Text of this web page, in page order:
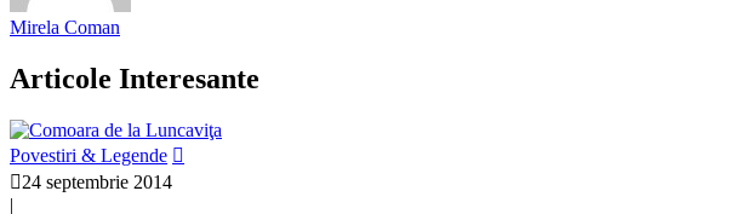
Mirela Coman
Articole Interesante
Povestiri & Legende
24 septembrie 2014
|